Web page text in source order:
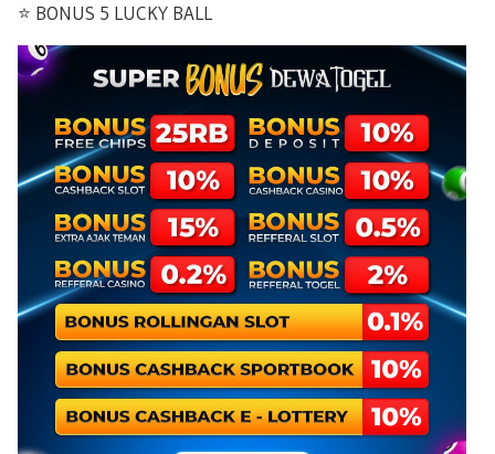
⭐️ BONUS 5 LUCKY BALL